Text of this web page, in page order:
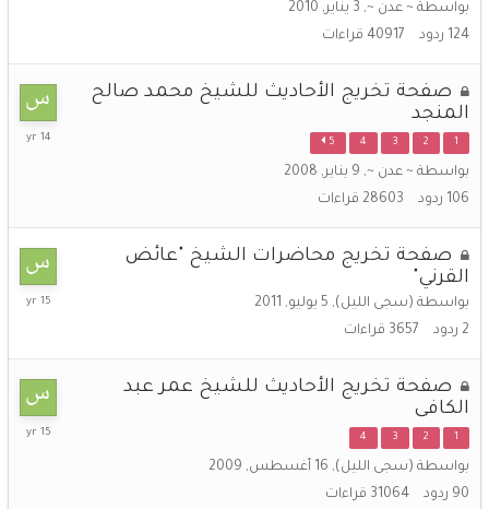
بواسطة ~ عدن ~, 3 يناير, 2010
124 ردود 40917 قراءات
صفحة تخريج الأحاديث للشيخ محمد صالح
المنجد
1
2
3
4
5
بواسطة ~ عدن ~, 9 يناير, 2008
106 ردود 28603 قراءات
12
صفحة تخريج محاضرات الشيخ "عائض
القرني"
بواسطة (سجى الليل), 5 يوليو, 2011
2 ردود 3657 قراءات
5
صفحة تخريج الأحاديث للشيخ عمر عبد
الكافى
1
2
3
4
بواسطة (سجى الليل), 16 أغسطس, 2009
90 ردود 31064 قراءات
9